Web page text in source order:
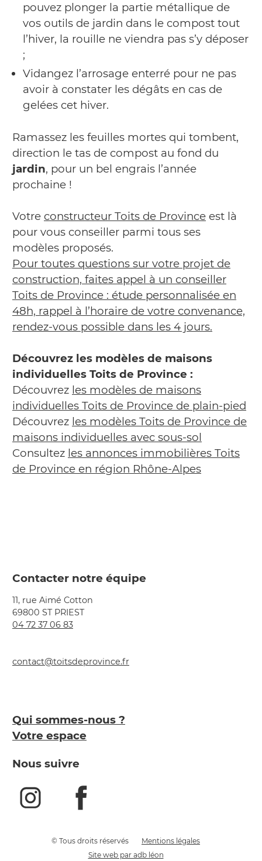
pouvez plonger la partie métallique de
vos outils de jardin dans le compost tout
l’hiver, la rouille ne viendra pas s’y déposer
;
Vidangez l’arrosage enterré pour ne pas
avoir à constater les dégâts en cas de
gelées cet hiver.
Ramassez les feuilles mortes qui tombent,
direction le tas de compost au fond du
jardin, pour un bel engrais l’année
prochaine !
Votre constructeur Toits de Province est là
pour vous conseiller parmi tous ses
modèles proposés.
Pour toutes questions sur votre projet de
construction, faites appel à un conseiller
Toits de Province : étude personnalisée en
48h, rappel à l’horaire de votre convenance,
rendez-vous possible dans les 4 jours.
Découvrez les modèles de maisons
individuelles Toits de Province :
Découvrez les modèles de maisons
individuelles Toits de Province de plain-pied
Découvrez les modèles Toits de Province de
maisons individuelles avec sous-sol
Consultez les annonces immobilières Toits
de Province en région Rhône-Alpes
Contacter notre équipe
11, rue Aimé Cotton
69800 ST PRIEST
04 72 37 06 83
contact@toitsdeprovince.fr
Qui sommes-nous ?
Votre espace
Nous suivre
© Tous droits réservés
Mentions légales
Site web par adb léon